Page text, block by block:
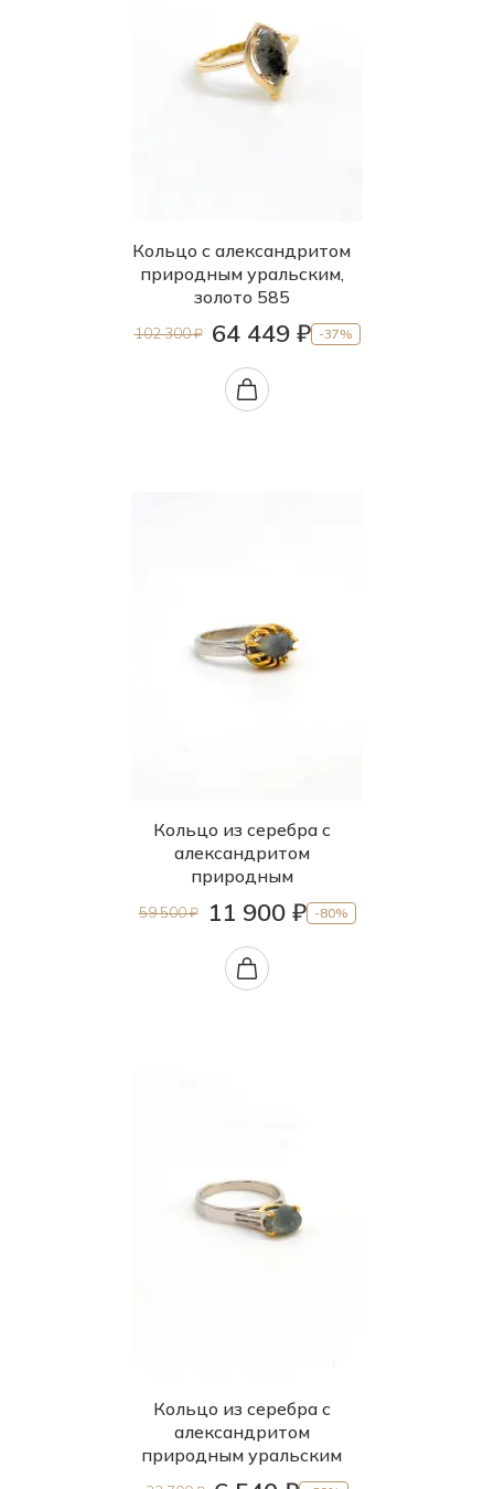
Кольцо с александритом
природным уральским,
золото 585
102 300 ₽ 64 449 ₽ -37%
Кольцо из серебра с
александритом
природным
59 500 ₽ 11 900 ₽ -80%
Кольцо из серебра с
александритом
природным уральским